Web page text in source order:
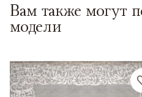
Вам также могут
модели